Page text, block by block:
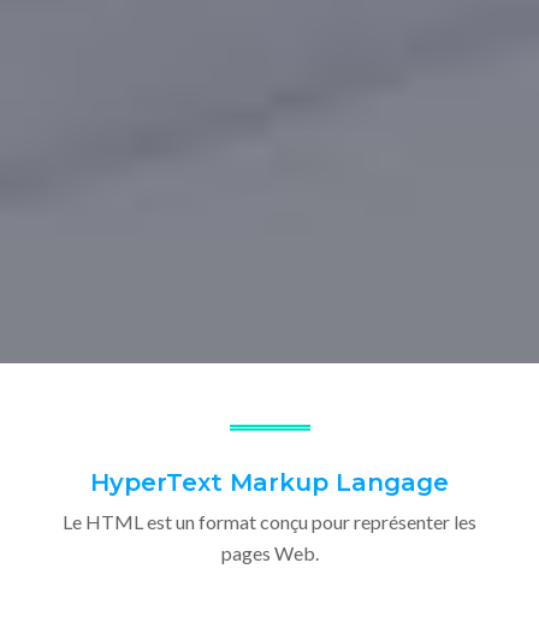
HyperText Markup Langage
Le HTML est un format conçu pour représenter les
pages Web.